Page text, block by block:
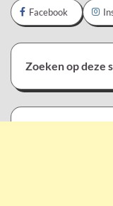
Facebook
Zoeken op deze